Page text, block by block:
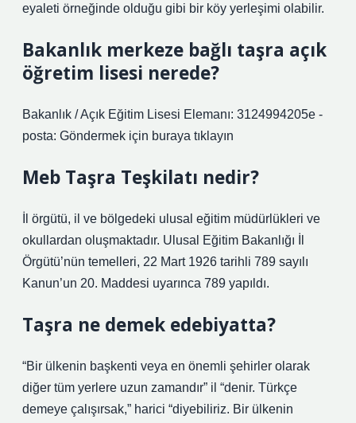
eyaleti örneğinde olduğu gibi bir köy yerleşimi olabilir.
Bakanlık merkeze bağlı taşra açık
öğretim lisesi nerede?
Bakanlık / Açık Eğitim Lisesi Elemanı: 3124994205e -
posta: Göndermek için buraya tıklayın
Meb Taşra Teşkilatı nedir?
İl örgütü, il ve bölgedeki ulusal eğitim müdürlükleri ve
okullardan oluşmaktadır. Ulusal Eğitim Bakanlığı İl
Örgütü’nün temelleri, 22 Mart 1926 tarihli 789 sayılı
Kanun’un 20. Maddesi uyarınca 789 yapıldı.
Taşra ne demek edebiyatta?
“Bir ülkenin başkenti veya en önemli şehirler olarak
diğer tüm yerlere uzun zamandır” il “denir. Türkçe
demeye çalışırsak,” harici “diyebiliriz. Bir ülkenin